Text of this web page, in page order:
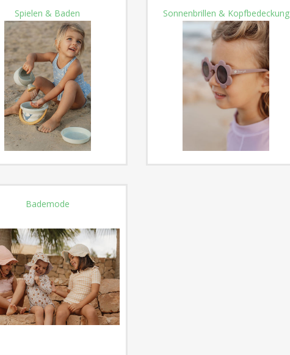
Spielen & Baden Sonnenbrillen & Kopfbedeckung
Bademode